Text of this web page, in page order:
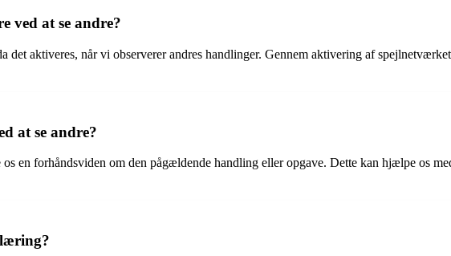
ved at se andre?
aktiveres, når vi observerer andres handlinger. Gennem aktivering af
at se andre?
en forhåndsviden om den pågældende handling eller opgave. Dette kan hjælpe os